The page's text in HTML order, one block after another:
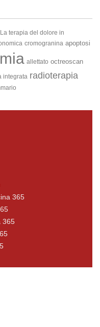
La terapia del dolore in
cromogranina apoptosi
allettato octreoscan
integrata radioterapia
365
365